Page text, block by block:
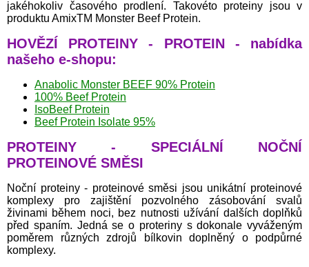
jakéhokoliv časového prodlení. Takovéto proteiny jsou v
produktu AmixTM Monster Beef Protein.
HOVĚZÍ PROTEINY - PROTEIN - nabídka
našeho e-shopu:
Anabolic Monster BEEF 90% Protein
100% Beef Protein
IsoBeef Protein
Beef Protein Isolate 95%
PROTEINY - SPECIÁLNÍ NOČNÍ
PROTEINOVÉ SMĚSI
Noční proteiny - proteinové směsi jsou unikátní proteinové
komplexy pro zajištění pozvolného zásobování svalů
živinami během noci, bez nutnosti užívání dalších doplňků
před spaním. Jedná se o proteriny s dokonale vyváženým
poměrem různých zdrojů bílkovin doplněný o podpůrné
komplexy.